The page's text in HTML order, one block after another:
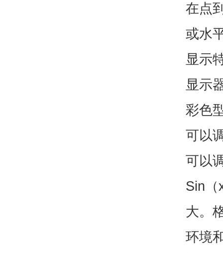
在点
或水
显示
显示
彩色
可以
可以
Sin（
大。
环境